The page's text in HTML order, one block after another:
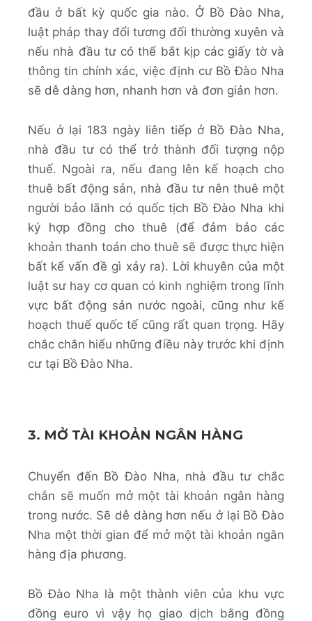
đầu ở bất kỳ quốc gia nào. Ở Bồ Đào Nha,
luật pháp thay đổi tương đối thường xuyên và
nếu nhà đầu tư có thể bắt kịp các giấy tờ và
thông tin chính xác, việc định cư Bồ Đào Nha
sẽ dễ dàng hơn, nhanh hơn và đơn giản hơn.
Nếu ở lại 183 ngày liên tiếp ở Bồ Đào Nha,
nhà đầu tư có thể trở thành đối tượng nộp
thuế. Ngoài ra, nếu đang lên kế hoạch cho
thuê bất động sản, nhà đầu tư nên thuê một
người bảo lãnh có quốc tịch Bồ Đào Nha khi
ký hợp đồng cho thuê (để đảm bảo các
khoản thanh toán cho thuê sẽ được thực hiện
bất kể vấn đề gì xảy ra). Lời khuyên của một
luật sư hay cơ quan có kinh nghiệm trong lĩnh
vực bất động sản nước ngoài, cũng như kế
hoạch thuế quốc tế cũng rất quan trọng. Hãy
chắc chắn hiểu những điều này trước khi định
cư tại Bồ Đào Nha.
3. MỞ TÀI KHOẢN NGÂN HÀNG
Chuyển đến Bồ Đào Nha, nhà đầu tư chắc
chắn sẽ muốn mở một tài khoản ngân hàng
trong nước. Sẽ dễ dàng hơn nếu ở lại Bồ Đào
Nha một thời gian để mở một tài khoản ngân
hàng địa phương.
Bồ Đào Nha là một thành viên của khu vực
đồng euro vì vậy họ giao dịch bằng đồng